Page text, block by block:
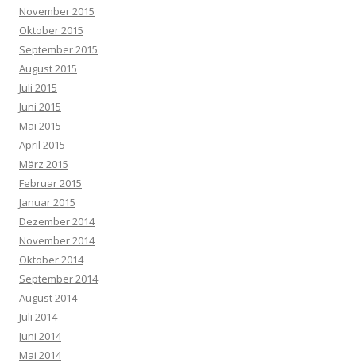
November 2015
Oktober 2015
September 2015
August 2015
Juli 2015
Juni 2015
Mai 2015
April 2015
März 2015
Februar 2015
Januar 2015
Dezember 2014
November 2014
Oktober 2014
September 2014
August 2014
Juli 2014
Juni 2014
Mai 2014